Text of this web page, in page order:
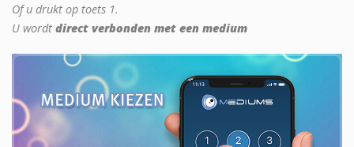
Of u drukt op toets 1.
U wordt direct verbonden met een medium